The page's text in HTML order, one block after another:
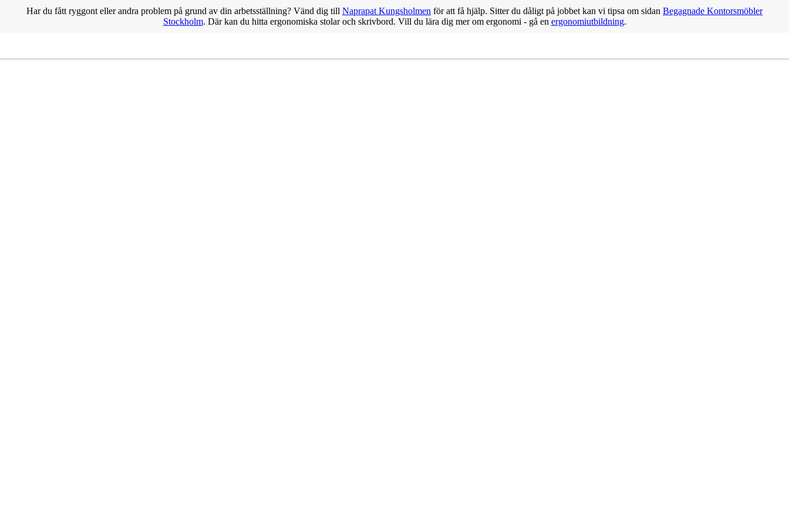
Har du fått ryggont eller andra problem på grund av din arbetsställning? Vänd dig till Naprapat Kungsholmen för att få hjälp. Sitter du dåligt på jobbet kan vi tipsa om sidan Begagnade Kontorsmöbler
Stockholm. Där kan du hitta ergonomiska stolar och skrivbord. Vill du lära dig mer om ergonomi - gå en ergonomiutbildning.